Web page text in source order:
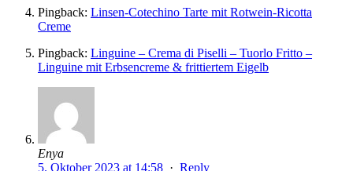
Pingback: Linsen-Cotechino Tarte mit Rotwein-Ricotta
Creme
Pingback: Linguine – Crema di Piselli – Tuorlo Fritto –
Linguine mit Erbsencreme & frittiertem Eigelb
Enya
5. Oktober 2023 at 14:58 · Reply